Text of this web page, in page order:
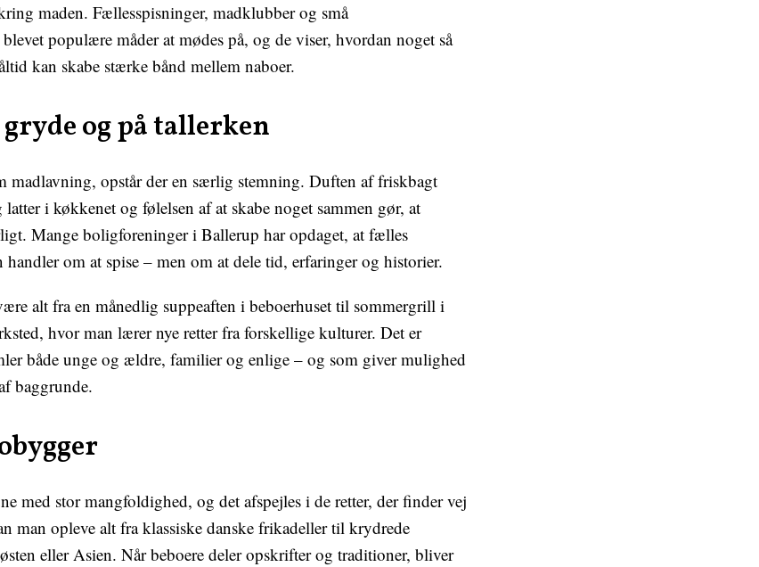
maden. Fællesspisninger, madklubber og små
populære måder at mødes på, og de viser, hvordan noget så
kan skabe stærke bånd mellem naboer.
og på tallerken
madlavning, opstår der en særlig stemning. Duften af friskbagt
i køkkenet og følelsen af at skabe noget sammen gør, at
Mange boligforeninger i Ballerup har opdaget, at fælles
om at spise – men om at dele tid, erfaringer og historier.
alt fra en månedlig suppeaften i beboerhuset til sommergrill i
hvor man lærer nye retter fra forskellige kulturer. Det er
både unge og ældre, familier og enlige – og som giver mulighed
baggrunde.
med stor mangfoldighed, og det afspejles i de retter, der finder vej
man opleve alt fra klassiske danske frikadeller til krydrede
eller Asien. Når beboere deler opskrifter og traditioner, bliver